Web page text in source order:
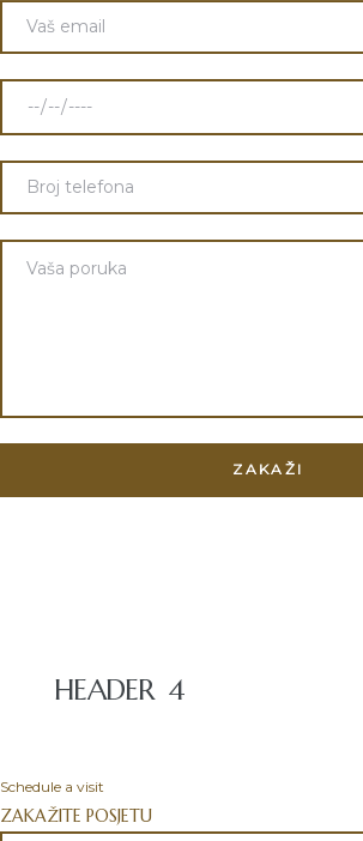
HEADER 4
Schedule a visit
ZAKAŽITE POSJETU